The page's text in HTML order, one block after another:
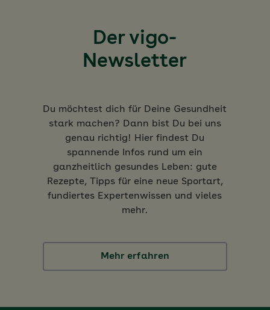
Der vigo-
Newsletter
Du möchtest dich für Deine Gesundheit
stark machen? Dann bist Du bei uns
genau richtig! Hier findest Du
spannende Infos rund um ein
ganzheitlich gesundes Leben: gute
Rezepte, Tipps für eine neue Sportart,
fundiertes Expertenwissen und vieles
mehr.
Mehr erfahren